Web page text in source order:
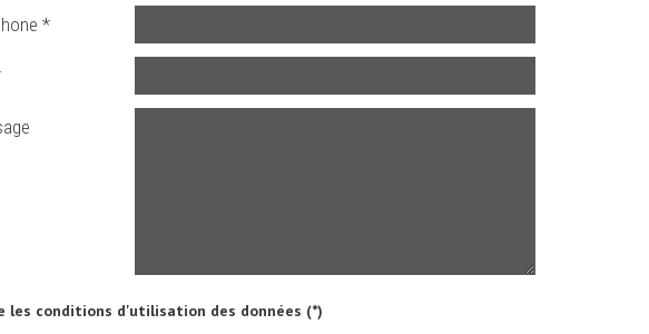
*
les conditions d'utilisation des données (*)